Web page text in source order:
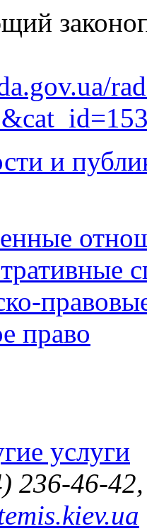
и
право
услуги
236-46-